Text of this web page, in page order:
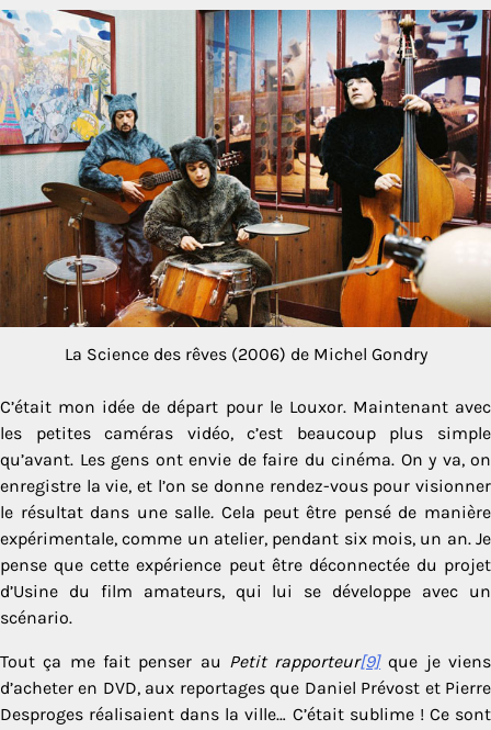
La Science des rêves (2006) de Michel Gondry
C’était mon idée de départ pour le Louxor. Maintenant avec
les petites caméras vidéo, c’est beaucoup plus simple
qu’avant. Les gens ont envie de faire du cinéma. On y va, on
enregistre la vie, et l’on se donne rendez-vous pour visionner
le résultat dans une salle.Cela peut être pensé de manière
expérimentale, comme un atelier, pendant six mois, un an. Je
pense que cette expérience peut être déconnectée du projet
d’Usine du film amateurs, qui lui se développe avec un
scénario.
Tout ça me fait penser au Petit rapporteur[9]que je viens
d’acheter en DVD, aux reportages que Daniel Prévost et Pierre
Desproges réalisaient dans la ville… C’était sublime ! Ce sont